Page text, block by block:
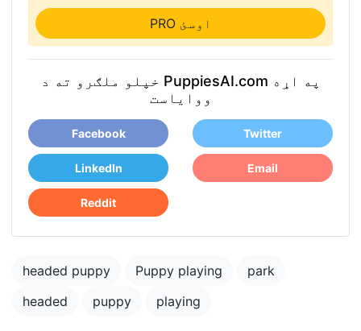
PRO اوسئ
خپلو ملګرو ته د PuppiesAI.com په اړه
ووایاست
Facebook Twitter
LinkedIn Email
Reddit
headed puppy Puppy playing
park
headed
puppy playing